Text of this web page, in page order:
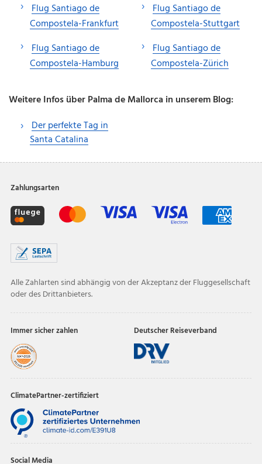
Flug Santiago de
Compostela-Frankfurt
Flug Santiago de
Compostela-Hamburg
Flug Santiago de
Compostela-Stuttgart
Flug Santiago de
Compostela-Zürich
Weitere Infos über Palma de Mallorca in unserem Blog:
Der perfekte Tag in
Santa Catalina